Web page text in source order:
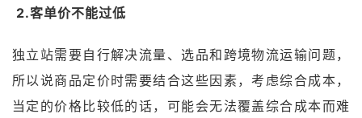
2.客单价不能过低
独立站需要自行解决流量、选品和跨境物流运输问题，
所以说商品定价时需要结合这些因素，考虑综合成本，
当定的价格比较低的话，可能会无法覆盖综合成本而难